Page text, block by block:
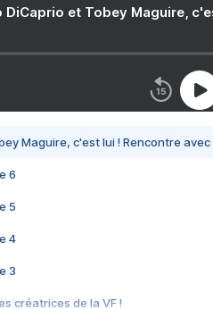
DiCaprio et Tobey Maguire,
Maguire, c'est lui ! Rencontre
6
5
4
3
créatrices de la VF !